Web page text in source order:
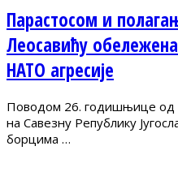
Парастосом и
Леосавићу
НАТО агресије
Поводом 26. годишњице
на Савезну Републику
борцима …